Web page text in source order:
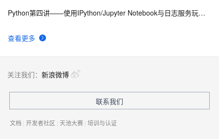
查看更多
Python第四讲——使用IPython/Jupyter Notebook与日志服务玩转超大规模数据分析与可视化
关注我们： 新浪微博
联系我们
文档 | 开发者社区 | 天池大赛 | 培训与认证